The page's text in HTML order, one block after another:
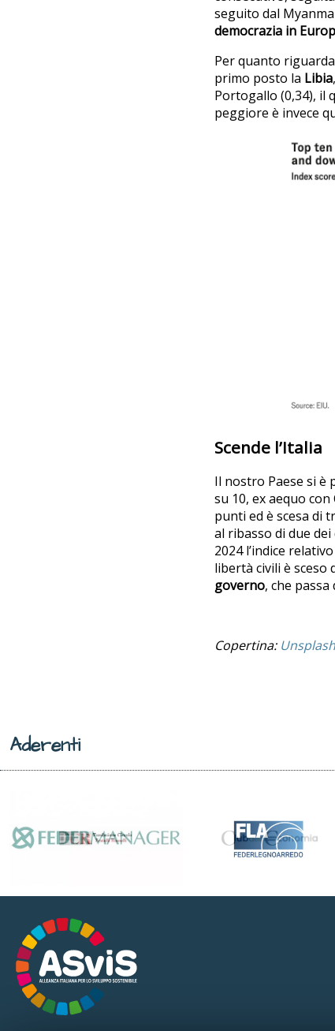
seguito dal
democrazia in
Per quanto
primo posto la Libia
Portogallo (0,34), il
peggiore è invece
Scende l’Italia
Il nostro Paese si è
su 10, ex aequo con
punti ed è scesa di
al ribasso di due dei
2024 l’indice
libertà civili è sceso
governo, che
Copertina: Unsplash
Aderenti